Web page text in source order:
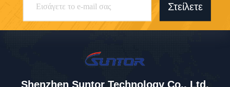
Στείλετε
Shenzhen Suntor Technology Co., Ltd.